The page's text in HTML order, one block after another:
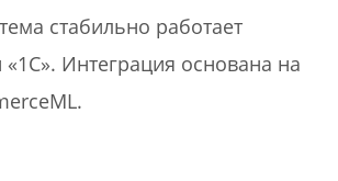
стабильно работает
Интеграция основана на